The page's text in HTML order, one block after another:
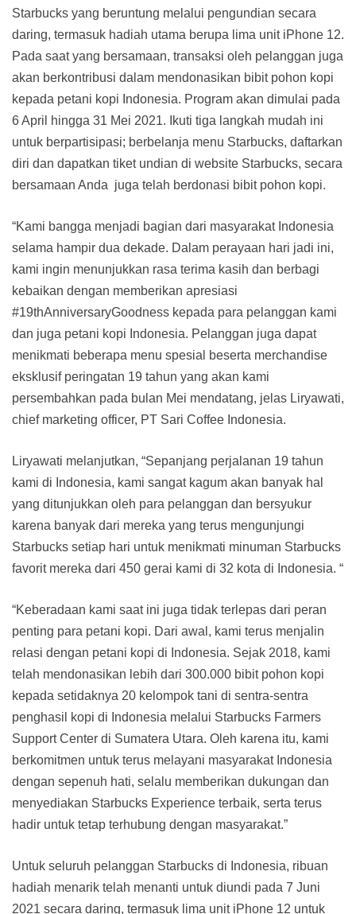
Starbucks yang beruntung melalui pengundian secara
daring, termasuk hadiah utama berupa lima unit iPhone 12.
Pada saat yang bersamaan, transaksi oleh pelanggan juga
akan berkontribusi dalam mendonasikan bibit pohon kopi
kepada petani kopi Indonesia. Program akan dimulai pada
6 April hingga 31 Mei 2021. Ikuti tiga langkah mudah ini
untuk berpartisipasi; berbelanja menu Starbucks, daftarkan
diri dan dapatkan tiket undian di website Starbucks, secara
bersamaan Anda juga telah berdonasi bibit pohon kopi.
“Kami bangga menjadi bagian dari masyarakat Indonesia
selama hampir dua dekade. Dalam perayaan hari jadi ini,
kami ingin menunjukkan rasa terima kasih dan berbagi
kebaikan dengan memberikan apresiasi
#19thAnniversaryGoodness kepada para pelanggan kami
dan juga petani kopi Indonesia. Pelanggan juga dapat
menikmati beberapa menu spesial beserta merchandise
eksklusif peringatan 19 tahun yang akan kami
persembahkan pada bulan Mei mendatang, jelas Liryawati,
chief marketing officer, PT Sari Coffee Indonesia.
Liryawati melanjutkan, “Sepanjang perjalanan 19 tahun
kami di Indonesia, kami sangat kagum akan banyak hal
yang ditunjukkan oleh para pelanggan dan bersyukur
karena banyak dari mereka yang terus mengunjungi
Starbucks setiap hari untuk menikmati minuman Starbucks
favorit mereka dari 450 gerai kami di 32 kota di Indonesia. “
“Keberadaan kami saat ini juga tidak terlepas dari peran
penting para petani kopi. Dari awal, kami terus menjalin
relasi dengan petani kopi di Indonesia. Sejak 2018, kami
telah mendonasikan lebih dari 300.000 bibit pohon kopi
kepada setidaknya 20 kelompok tani di sentra-sentra
penghasil kopi di Indonesia melalui Starbucks Farmers
Support Center di Sumatera Utara. Oleh karena itu, kami
berkomitmen untuk terus melayani masyarakat Indonesia
dengan sepenuh hati, selalu memberikan dukungan dan
menyediakan Starbucks Experience terbaik, serta terus
hadir untuk tetap terhubung dengan masyarakat.”
Untuk seluruh pelanggan Starbucks di Indonesia, ribuan
hadiah menarik telah menanti untuk diundi pada 7 Juni
2021 secara daring, termasuk lima unit iPhone 12 untuk